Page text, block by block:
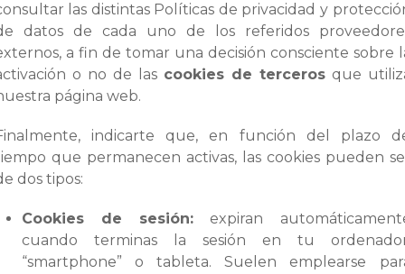
las distintas Políticas de privacidad y
datos de cada uno de los referidos
a fin de tomar una decisión consciente sobre
o no de las cookies de tercerosque
página web.
indicarte que, en función del plazo
que permanecen activas, las cookies pueden
dos tipos:
Cookies de sesión: expiran
cuando terminas la sesión en tu
“smartphone” o tableta. Suelen emplearse